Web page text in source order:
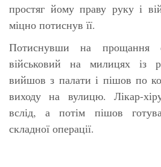
простяг йому праву руку і
міцно потиснув її.
Потиснувши на прощання
військовий на милицях із
вийшов з палати і пішов по
виходу на вулицю. Лікар-
вслід, а потім пішов
складної операції.